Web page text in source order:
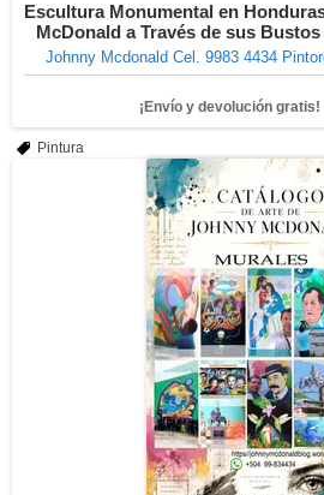
Escultura Monumental en
McDonald a Través de sus
Johnny Mcdonald Cel. 9983 4434
¡Envío y devolución gratis!
Pintura